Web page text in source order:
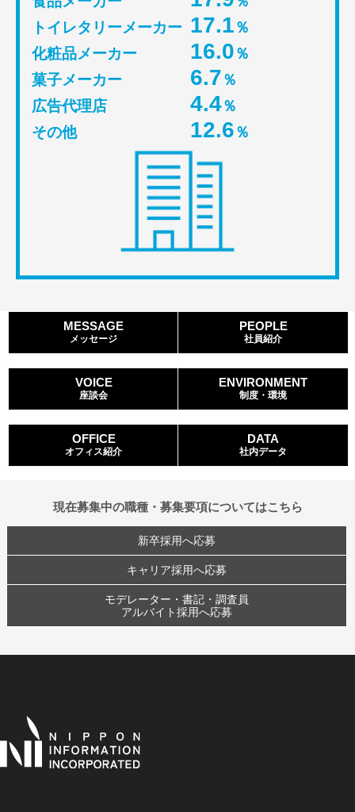
トイレタリーメーカー 17.1％
化粧品メーカー
16.0％
菓子メーカー
6.7％
広告代理店
4.4％
その他
12.6％
MESSAGE
メッセージ
PEOPLE
社員紹介
VOICE
座談会
ENVIRONMENT
制度・環境
OFFICE​
オフィス紹介​
DATA
社内データ
現在募集中の職種・募集要項についてはこちら
新卒採用へ応募
キャリア採用へ応募
モデレーター・書記・調査員
アルバイト採用へ応募